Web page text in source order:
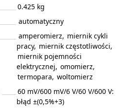
0.425 kg
automatyczny
amperomierz, miernik cykli
pracy, miernik częstotliwości,
miernik pojemności
elektrycznej, omomierz,
termopara, woltomierz
60 mV/600 mV/6 V/60 V/600 V:
błąd ±(0,5%+3)